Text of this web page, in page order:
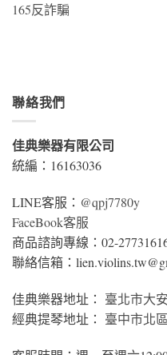
165反詐騙
聯絡我們
佳典樂器有限公司
統編：16163036
LINE客服： @qpj7780y
FaceBook客服
商品諮詢專線：02-
聯絡信箱：
佳典樂器地址： 臺北市大
經典提琴地址： 臺中市北